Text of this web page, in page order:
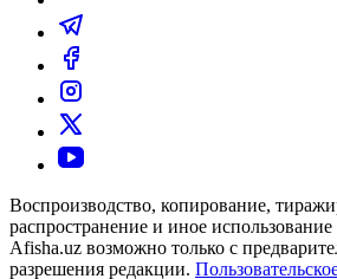
Воспроизводство, копирование,
распространение и иное
Afisha.uz возможно только с
разрешения редакции.